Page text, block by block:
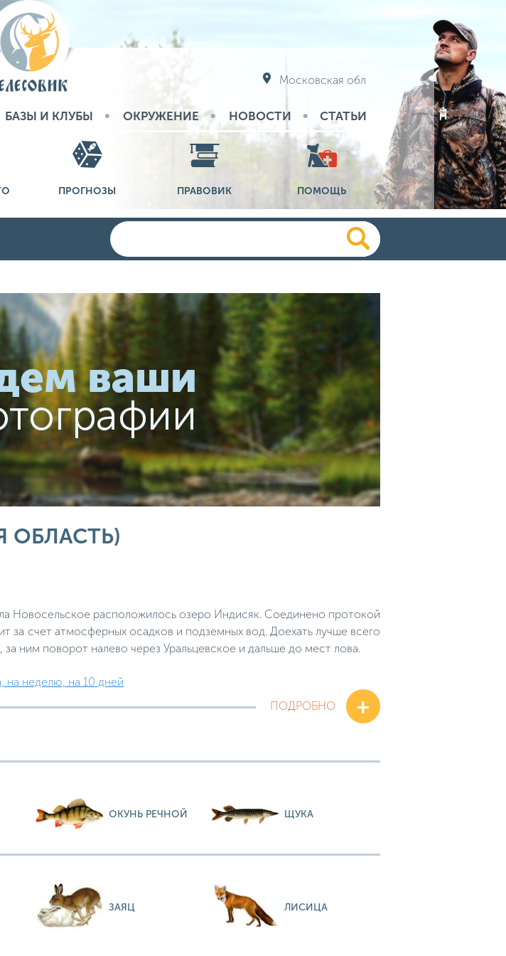
Московская обл
БАЗЫ И КЛУБЫ ОКРУЖЕНИЕ НОВОСТИ СТАТЬИ
ПРОГНОЗЫ ПРАВОВИК ПОМОЩЬ
ОБЛАСТЬ)
Новосельское расположилось озеро Индисяк. Соединено протокой
счет атмосферных осадков и подземных вод. Доехать лучше всего
ним поворот налево через Уральцевское и дальше до мест лова.
на неделю, на 10 дней
ПОДРОБНО
+
ОКУНЬ РЕЧНОЙ ЩУКА
ЗАЯЦ ЛИСИЦА